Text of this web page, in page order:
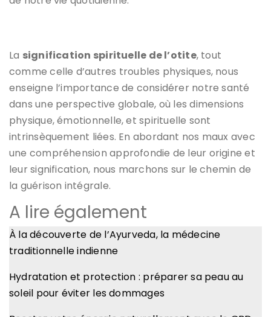
La signification spirituelle de l’otite, tout
comme celle d’autres troubles physiques, nous
enseigne l’importance de considérer notre santé
dans une perspective globale, où les dimensions
physique, émotionnelle, et spirituelle sont
intrinsèquement liées. En abordant nos maux avec
une compréhension approfondie de leur origine et
leur signification, nous marchons sur le chemin de
la guérison intégrale.
A lire également
À la découverte de l’Ayurveda, la médecine
traditionnelle indienne
Hydratation et protection : préparer sa peau au
soleil pour éviter les dommages